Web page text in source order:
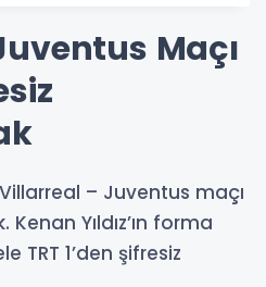
Maçı
– Juventus maçı
Yıldız’ın forma
TRT 1’den şifresiz